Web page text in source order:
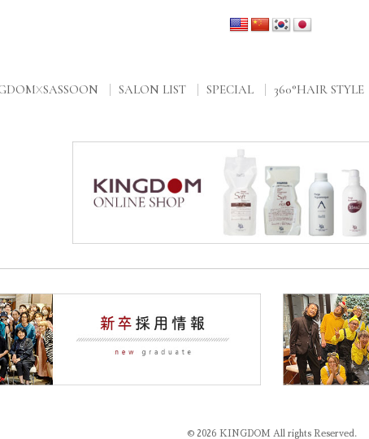
XSASSOON SALON LIST SPECIAL 360°HAIR STYLE
© 2026 KINGDOM All rights Reserved.